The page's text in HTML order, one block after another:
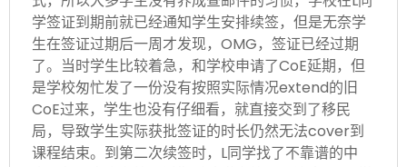
学签证到期前就已经通知学生安排续签，但是无奈学
生在签证过期后一周才发现，OMG，签证已经过期
了。当时学生比较着急，和学校申请了CoE延期，但
是学校匆忙发了一份没有按照实际情况extend的旧
CoE过来，学生也没有仔细看，就直接交到了移民
局，导致学生实际获批签证的时长仍然无法cover到
课程结束。到第二次续签时，L同学找了不靠谱的中